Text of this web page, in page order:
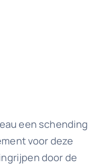
een schending
voor deze
door de